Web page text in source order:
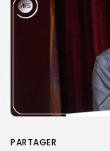
PARTAGER